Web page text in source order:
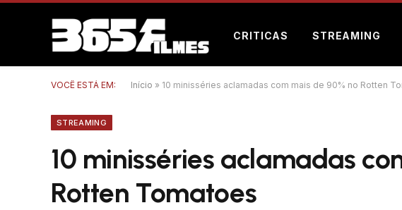
CRITICAS STREAMING
VOCÊ ESTÁ EM: Início » 10 minisséries aclamadas com mais de 90% no Rotten
STREAMING
10 minisséries aclamadas
Rotten Tomatoes